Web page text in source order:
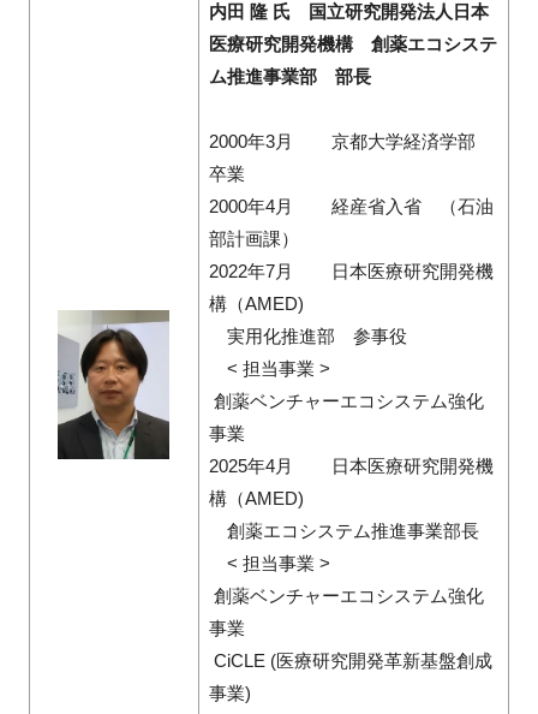
内田 隆 氏 国立研究開発法人日本
医療研究開発機構 創薬エコシステ
ム推進事業部 部長
2000年3月 京都大学経済学部
卒業
2000年4月 経産省入省 （石油
部計画課）
2022年7月 日本医療研究開発機
構（AMED)
実用化推進部 参事役
< 担当事業 >
創薬ベンチャーエコシステム強化
事業
2025年4月 日本医療研究開発機
構（AMED)
創薬エコシステム推進事業部長
< 担当事業 >
創薬ベンチャーエコシステム強化
事業
CiCLE (医療研究開発革新基盤創成
事業)